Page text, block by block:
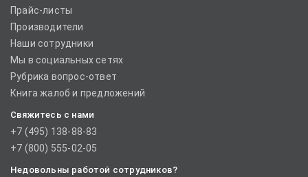
Прайс-листы
Производители
Наши сотрудники
Мы в социальных сетях
Рубрика вопрос-ответ
Книга жалоб и предложений
Свяжитесь с нами
+7 (495) 138-88-83
+7 (800) 555-02-05
Недовольны работой сотрудников?